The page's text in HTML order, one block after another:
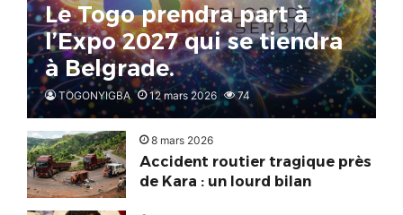
Le Togo prendra part à
l’Expo 2027 qui se tiendra
à Belgrade.
TOGONYIGBA 12 mars 2026 74
8 mars 2026
Accident routier tragique près
de Kara : un lourd bilan